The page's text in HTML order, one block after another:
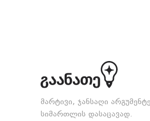
მარტივი, ჯანსაღი
სიმართლის დასაცავად.